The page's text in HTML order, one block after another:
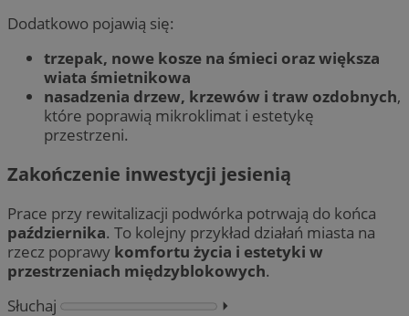
Dodatkowo pojawią się:
trzepak, nowe kosze na śmieci oraz większa
wiata śmietnikowa
nasadzenia drzew, krzewów i traw ozdobnych,
które poprawią mikroklimat i estetykę
przestrzeni.
Zakończenie inwestycji jesienią
Prace przy rewitalizacji podwórka potrwają do końca
października. To kolejny przykład działań miasta na
rzecz poprawy komfortu życia i estetyki w
przestrzeniach międzyblokowych.
Słuchaj
⏵︎